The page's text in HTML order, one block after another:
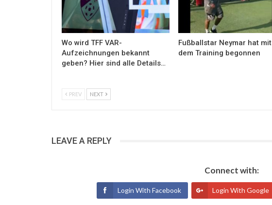
Wo wird TFF VAR-
Aufzeichnungen bekannt
geben? Hier sind alle Details…
Fußballstar Neymar hat mit
dem Training begonnen
PREV NEXT
LEAVE A REPLY
Connect with:
Login With Facebook Login With Google